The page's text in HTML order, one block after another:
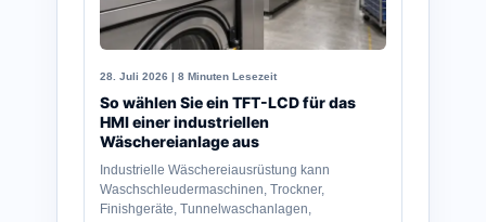
28. Juli 2026 | 8 Minuten Lesezeit
So wählen Sie ein TFT-LCD für das
HMI einer industriellen
Wäschereianlage aus
Industrielle Wäschereiausrüstung kann
Waschschleudermaschinen, Trockner,
Finishgeräte, Tunnelwaschanlagen,